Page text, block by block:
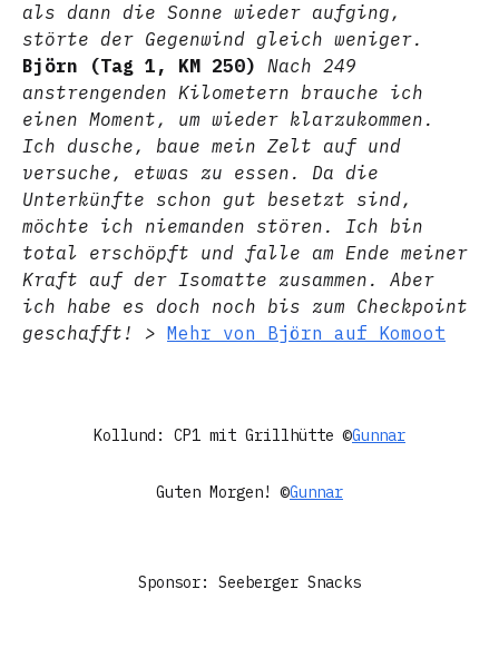
als dann die Sonne wieder aufging,
störte der Gegenwind gleich weniger.
Björn (Tag 1, KM 250) Nach 249
anstrengenden Kilometern brauche ich
einen Moment, um wieder klarzukommen.
Ich dusche, baue mein Zelt auf und
versuche, etwas zu essen. Da die
Unterkünfte schon gut besetzt sind,
möchte ich niemanden stören. Ich bin
total erschöpft und falle am Ende meiner
Kraft auf der Isomatte zusammen. Aber
ich habe es doch noch bis zum Checkpoint
geschafft!
> Mehr von Björn auf Komoot
Kollund: CP1 mit Grillhütte ©Gunnar
Guten Morgen! ©Gunnar
Sponsor: Seeberger Snacks